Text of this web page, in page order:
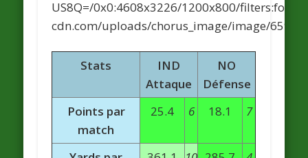
Stats
IND
Attaque
NO
Défense
Points par
match
25.4 6 18.1 7